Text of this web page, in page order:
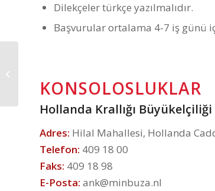
Dilekçeler türkçe yazılmalıdır.
Başvurular ortalama 4-7 iş günü
KONSOLOSLUKLAR
Hollanda Krallığı
Adres: Hilal Mahallesi, Hollanda
Telefon: 409 18 00
Faks: 409 18 98
E-Posta: ank@minbuza.nl